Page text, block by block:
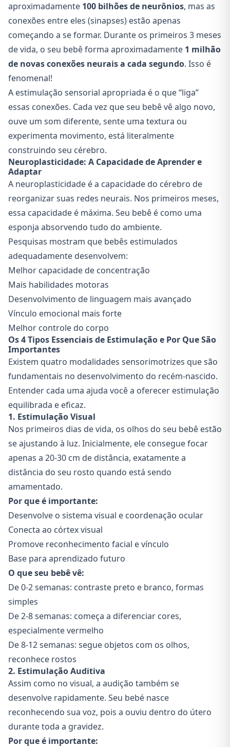
aproximadamente 100 bilhões de neurônios, mas as
conexões entre eles (sinapses) estão apenas
começando a se formar. Durante os primeiros 3 meses
de vida, o seu bebê forma aproximadamente 1 milhão
de novas conexões neurais a cada segundo. Isso é
fenomenal!
A estimulação sensorial apropriada é o que “liga”
essas conexões. Cada vez que seu bebê vê algo novo,
ouve um som diferente, sente uma textura ou
experimenta movimento, está literalmente
construindo seu cérebro.
Neuroplasticidade: A Capacidade de Aprender e
Adaptar
A neuroplasticidade é a capacidade do cérebro de
reorganizar suas redes neurais. Nos primeiros meses,
essa capacidade é máxima. Seu bebê é como uma
esponja absorvendo tudo do ambiente.
Pesquisas mostram que bebês estimulados
adequadamente desenvolvem:
Melhor capacidade de concentração
Mais habilidades motoras
Desenvolvimento de linguagem mais avançado
Vínculo emocional mais forte
Melhor controle do corpo
Os 4 Tipos Essenciais de Estimulação e Por Que São
Importantes
Existem quatro modalidades sensorimotrizes que são
fundamentais no desenvolvimento do recém-nascido.
Entender cada uma ajuda você a oferecer estimulação
equilibrada e eficaz.
1. Estimulação Visual
Nos primeiros dias de vida, os olhos do seu bebê estão
se ajustando à luz. Inicialmente, ele consegue focar
apenas a 20-30 cm de distância, exatamente a
distância do seu rosto quando está sendo
amamentado.
Por que é importante:
Desenvolve o sistema visual e coordenação ocular
Conecta ao córtex visual
Promove reconhecimento facial e vínculo
Base para aprendizado futuro
O que seu bebê vê:
De 0-2 semanas: contraste preto e branco, formas
simples
De 2-8 semanas: começa a diferenciar cores,
especialmente vermelho
De 8-12 semanas: segue objetos com os olhos,
reconhece rostos
2. Estimulação Auditiva
Assim como no visual, a audição também se
desenvolve rapidamente. Seu bebé nasce
reconhecendo sua voz, pois a ouviu dentro do útero
durante toda a gravidez.
Por que é importante: